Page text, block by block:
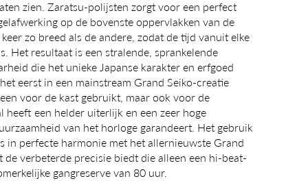
zien. Zaratsu-polijsten zorgt voor een perfect
op de bovenste oppervlakken van de
zo breed als de andere, zodat de tijd vanuit elke
Het resultaat is een stralende, sprankelende
die het unieke Japanse karakter en erfgoed
eerst in een mainstream Grand Seiko-creatie
voor de kast gebruikt, maar ook voor de
een helder uiterlijk en een zeer hoge
van het horloge garandeert. Het gebruik
in perfecte harmonie met het allernieuwste Grand
verbeterde precisie biedt die alleen een hi-beat-
gangreserve van 80 uur.